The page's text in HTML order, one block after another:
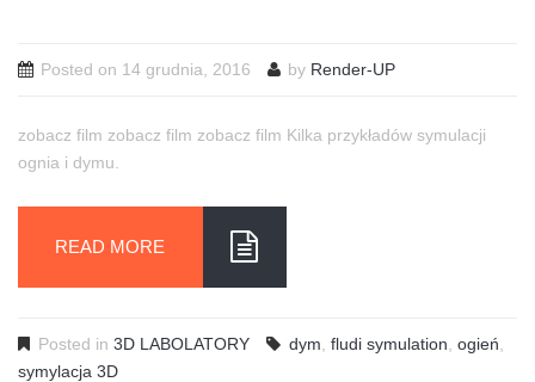
Posted on 14 grudnia, 2016 by Render-UP
zobacz film zobacz film zobacz film Kilka przykładów symulacji
ognia i dymu.
READ MORE
Posted in 3D LABOLATORY dym fludi symulation ogień
symylacja 3D